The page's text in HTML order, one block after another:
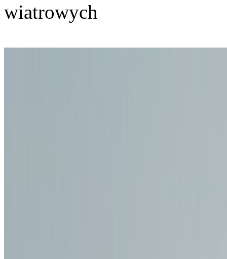
wiatrowych